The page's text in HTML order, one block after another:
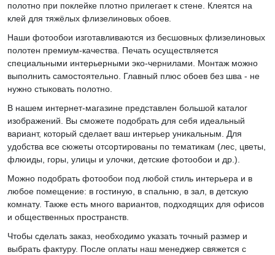
полотно при поклейке плотно прилегает к стене. Клеятся на
клей для тяжёлых флизелиновых обоев.
Наши фотообои изготавливаются из бесшовных флизелиновых
полотен премиум-качества. Печать осуществляется
специальными интерьерными эко-чернилами. Монтаж можно
выполнить самостоятельно. Главный плюс обоев без шва - не
нужно стыковать полотно.
В нашем интернет-магазине представлен большой каталог
изображений. Вы сможете подобрать для себя идеальный
вариант, который сделает ваш интерьер уникальным. Для
удобства все сюжеты отсортированы по тематикам (лес, цветы,
флюиды, горы, улицы и улочки, детские фотообои и др.).
Можно подобрать фотообои под любой стиль интерьера и в
любое помещение: в гостиную, в спальню, в зал, в детскую
комнату. Также есть много вариантов, подходящих для офисов
и общественных пространств.
Чтобы сделать заказ, необходимо указать точный размер и
выбрать фактуру. После оплаты наш менеджер свяжется с